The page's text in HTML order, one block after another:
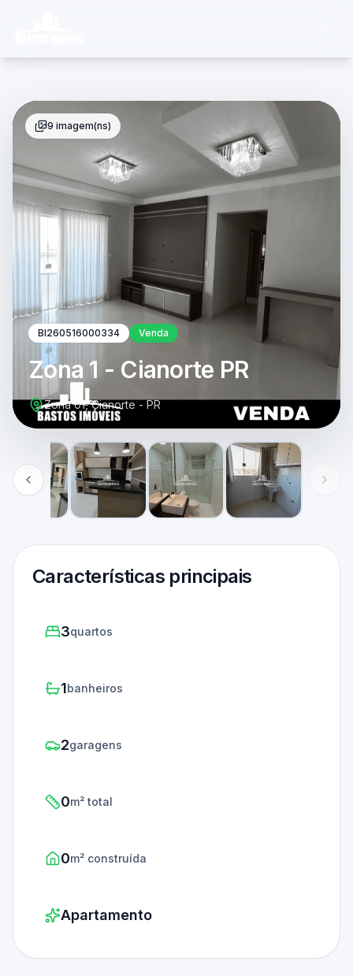
BI260516000334 Venda
Zona 1 - Cianorte PR
Zona 01, Cianorte - PR
9 imagem(ns)
Características principais
3quartos
1banheiros
2garagens
0m² total
0m² construída
Apartamento